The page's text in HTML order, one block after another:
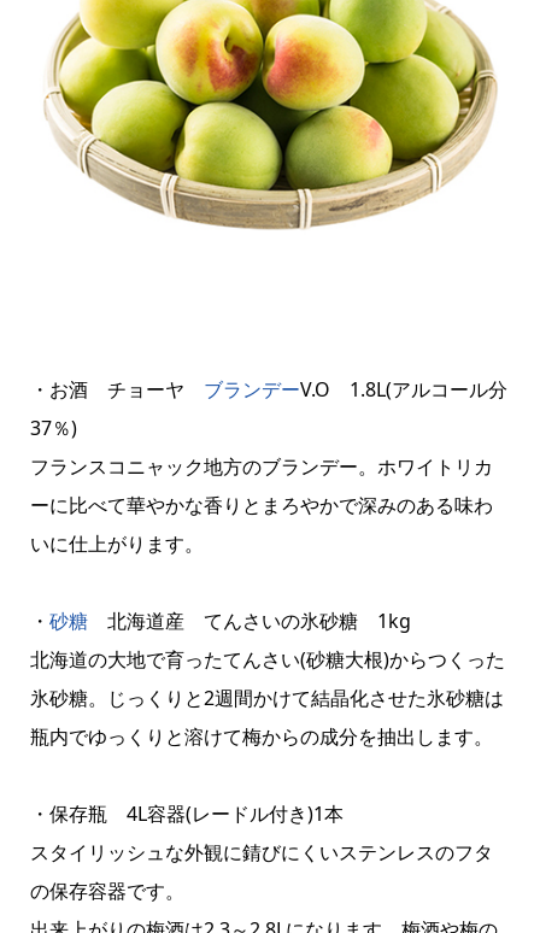
・お酒 チョーヤ ブランデーV.O 1.8L(アルコール分
37％)
フランスコニャック地方のブランデー。ホワイトリカ
ーに比べて華やかな香りとまろやかで深みのある味わ
いに仕上がります。
・ 砂糖北海道産 てんさいの氷砂糖 1kg
北海道の大地で育ったてんさい(砂糖大根)からつくった
氷砂糖。じっくりと2週間かけて結晶化させた氷砂糖は
瓶内でゆっくりと溶けて梅からの成分を抽出します。
・保存瓶 4L容器(レードル付き)1本
スタイリッシュな外観に錆びにくいステンレスのフタ
の保存容器です。